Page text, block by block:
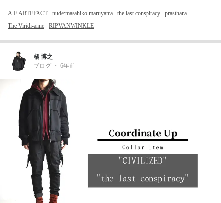
A.F ARTEFACT nude:masahiko maruyama the last conspiracy
prasthana
The Viridi-anne
RIPVANWINKLE
橘 博之
ブログ ・ 6年前